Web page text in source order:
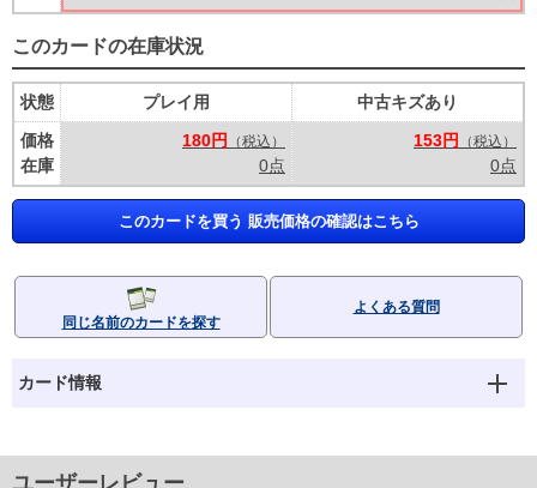
このカードの在庫状況
状態
価格
在庫
プレイ用
180円
（税込）
0点
中古キズあり
153円
（税込）
0点
このカードを買う 販売価格の確認はこちら
同じ名前のカードを探す
よくある質問
カード情報